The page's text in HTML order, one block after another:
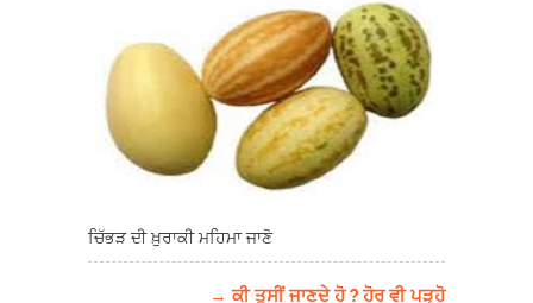
ਚਿੱਭੜ ਦੀ ਖ਼ੁਰਾਕੀ ਮਹਿਮਾ ਜਾਣੋ
→ ਕੀ ਤੁਸੀਂ ਜਾਣਦੇ ਹੋ ? ਹੋਰ ਵੀ ਪੜ੍ਹੋ